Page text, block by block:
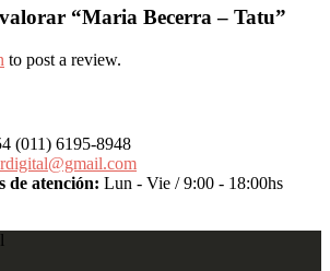
“Maria Becerra – Tatu”
to post a review.
(011) 6195-8948
de atención: Lun - Vie / 9:00 - 18:00hs